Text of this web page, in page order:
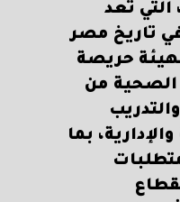
تُعد
تاريخ مصر
حريصة
الصحية من
بما